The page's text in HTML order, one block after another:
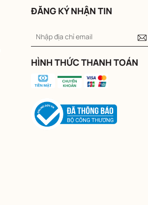
ĐĂNG KÝ NHẬN TIN
HÌNH THỨC THANH TOÁN